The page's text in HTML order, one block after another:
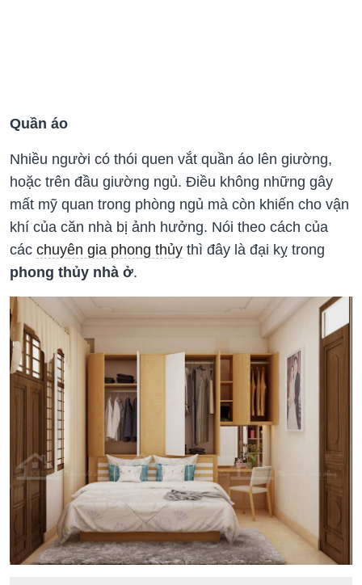
Quần áo
Nhiều người có thói quen vắt quần áo lên giường,
hoặc trên đầu giường ngủ. Điều không những gây
mất mỹ quan trong phòng ngủ mà còn khiến cho vận
khí của căn nhà bị ảnh hưởng. Nói theo cách của
các chuyên gia phong thủy thì đây là đại kỵ trong
phong thủy nhà ở.